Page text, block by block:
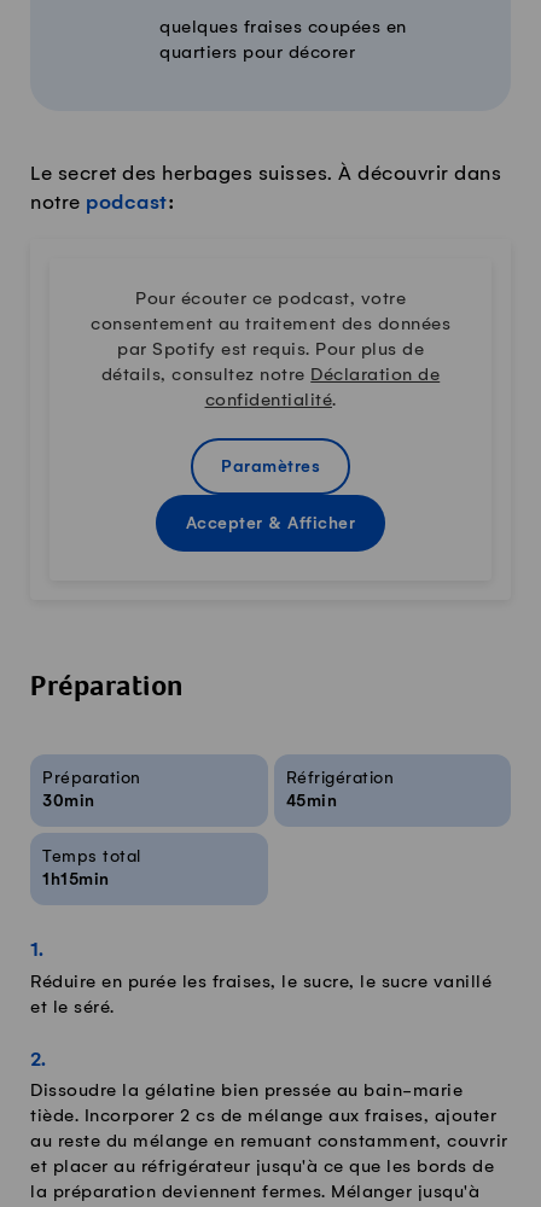
quelques fraises coupées en
quartiers pour décorer
Le secret des herbages suisses. À découvrir dans
notre podcast:
Pour écouter ce podcast, votre
consentement au traitement des données
par Spotify est requis. Pour plus de
détails, consultez notre Déclaration de
confidentialité.
Paramètres
Accepter & Afficher
Préparation
Infos sur la recette
Préparation
30min
Réfrigération
45min
Temps total
1h15min
Réduire en purée les fraises, le sucre, le sucre vanillé
et le séré.
Dissoudre la gélatine bien pressée au bain-marie
tiède. Incorporer 2 cs de mélange aux fraises, ajouter
au reste du mélange en remuant constamment, couvrir
et placer au réfrigérateur jusqu'à ce que les bords de
la préparation deviennent fermes. Mélanger jusqu'à